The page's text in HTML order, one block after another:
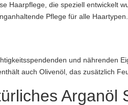
Sie die Angaben auf der jeweiligen
Haarpflege, die speziell entwickelt
Pflege für alle Haartypen.
und nährenden
auch Olivenöl, das zusätzlich
Arganöl